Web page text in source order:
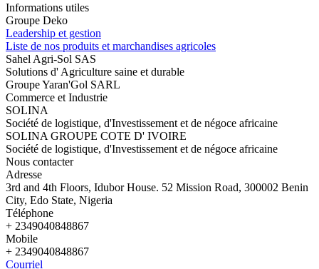
Informations utiles
Groupe Deko
Leadership et gestion
Liste de nos produits et marchandises agricoles
Sahel Agri-Sol SAS
Solutions d' Agriculture saine et durable
Groupe Yaran'Gol SARL
Commerce et Industrie
SOLINA
Société de logistique, d'Investissement et de négoce africaine
SOLINA GROUPE COTE D' IVOIRE
Société de logistique, d'Investissement et de négoce africaine
Nous contacter
Adresse
3rd and 4th Floors, Idubor House. 52 Mission Road, 300002 Benin
City, Edo State, Nigeria
Téléphone
+ 2349040848867
Mobile
+ 2349040848867
Courriel